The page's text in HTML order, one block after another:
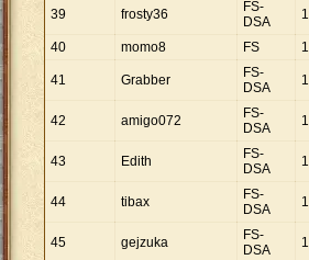
39 frosty36
FS-
DSA
1
40 momo8 FS 1
41 Grabber
FS-
DSA
1
42 amigo072
FS-
DSA
1
43 Edith
FS-
DSA
1
44 tibax
FS-
DSA
1
45 gejzuka
FS-
DSA
1